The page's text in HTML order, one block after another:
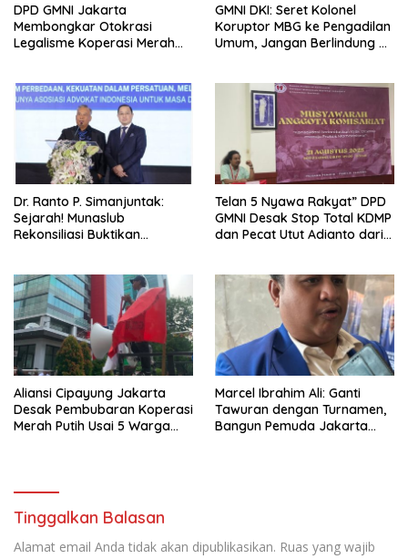
DPD GMNI Jakarta
Membongkar Otokrasi
Legalisme Koperasi Merah
Perampasan Hak Ekonomi
Rakyat
GMNI DKI: Seret Kolonel
Koruptor MBG ke Pengadilan
Umum, Jangan Berlindung di
Dr. Ranto P. Simanjuntak:
Sejarah! Munaslub
Rekonsiliasi Buktikan
Telan 5 Nyawa Rakyat” DPD
GMNI Desak Stop Total KDMP
dan Pecat Utut Adianto dari
Aliansi Cipayung Jakarta
Desak Pembubaran Koperasi
Merah Putih Usai 5 Warga
Marcel Ibrahim Ali: Ganti
Tawuran dengan Turnamen,
Bangun Pemuda Jakarta
Tinggalkan Balasan
Alamat email Anda tidak akan dipublikasikan. Ruas yang wajib